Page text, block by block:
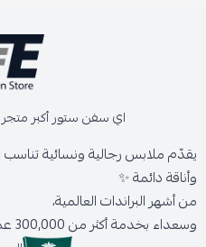
اي سفن ستور أكبر
يقدّم ملابس رجالية ونسائية
وأناقة دائمة ✨
من أشهر البراندات العالمية،
وسعداء بخدمة أكثر من 300,000 عميل حول المملكة.